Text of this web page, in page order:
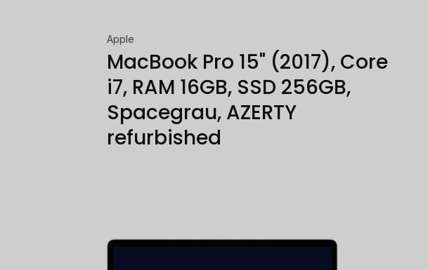
Apple
MacBook Pro 15" (2017), Core
i7, RAM 16GB, SSD 256GB,
Spacegrau, AZERTY
refurbished